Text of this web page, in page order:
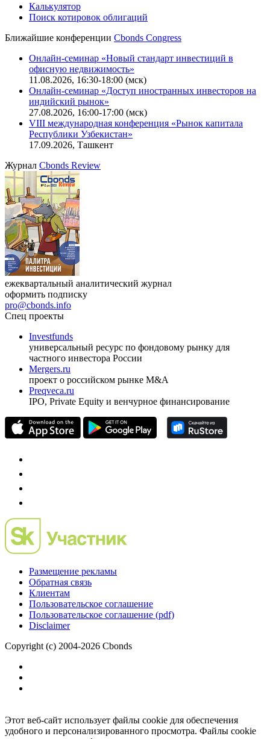
Калькулятор
Поиск котировок облигаций
Ближайшие конференции Cbonds Congress
Онлайн-семинар «Новый стандарт инвестиций в
офисную недвижимость»
11.08.2026, 16:30-18:00 (мск)
Онлайн-семинар «Доступ иностранных инвесторов на
индийский рынок»
27.08.2026, 16:00-17:00 (мск)
VIII международная конференция «Рынок капитала
Республики Узбекистан»
17.09.2026, Ташкент
Журнал Cbonds Review
ежеквартальный аналитический журнал
оформить подписку
pro@cbonds.info
Спец проекты
Investfunds
универсальный ресурс по фондовому рынку для
частного инвестора России
Mergers.ru
проект о российском рынке M&A
Preqveca.ru
IPO, Private Equity и венчурное финансирование
Размещение рекламы
Обратная связь
Клиентам
Пользовательское соглашение
Пользовательское соглашение (pdf)
Disclaimer
Copyright (c) 2004-2026 Cbonds
Этот веб-сайт использует файлы cookie для обеспечения
удобного и персонализированного просмотра. Файлы cookie